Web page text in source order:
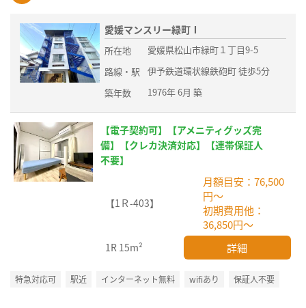
愛媛マンスリー緑町Ⅰ
所在地
愛媛県松山市緑町１丁目9-5
路線・駅
伊予鉄道環状線鉄砲町 徒歩5分
築年数
1976年 6月 築
【電子契約可】【アメニティグッズ完
備】【クレカ決済対応】【連帯保証人
不要】
【1Ｒ-403】
月額目安：76,500
円～
初期費用他：
36,850円～
1R 15m² 詳細
特急対応可 駅近 インターネット無料 wifiあり 保証人不要